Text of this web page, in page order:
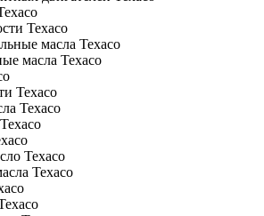
Texaco
масла Texaco
масла Texaco
Texaco
Texaco
Texaco
Texaco